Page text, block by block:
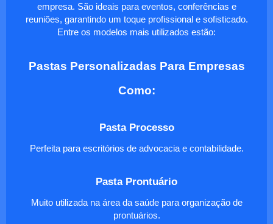
empresa. São ideais para eventos, conferências e
reuniões, garantindo um toque profissional e sofisticado.
Entre os modelos mais utilizados estão:
Pastas Personalizadas Para Empresas
Como:
Pasta Processo
Perfeita para escritórios de advocacia e contabilidade.
Pasta Prontuário
Muito utilizada na área da saúde para organização de
prontuários.